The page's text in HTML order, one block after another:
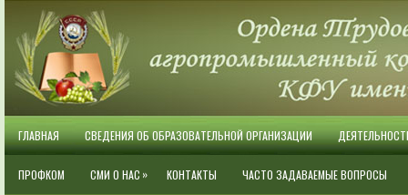
ГЛАВНАЯ СВЕДЕНИЯ ОБ ОБРАЗОВАТЕЛЬНОЙ ОРГАНИЗАЦИИ
ПРОФКОМ СМИ О НАС » КОНТАКТЫ ЧАСТО ЗАДАВАЕМЫЕ ВОПРОСЫ